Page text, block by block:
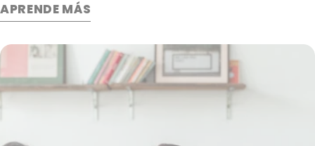
ánimo y protegerte contra las enfermedades. También
¿qué hace exactamente el ejercicio por nuestro
cerebro?
APRENDE MÁS